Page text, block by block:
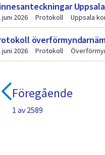
juni 2026 Protokoll Uppsala
juni 2026 Protokoll
Föregående
1 av 2589